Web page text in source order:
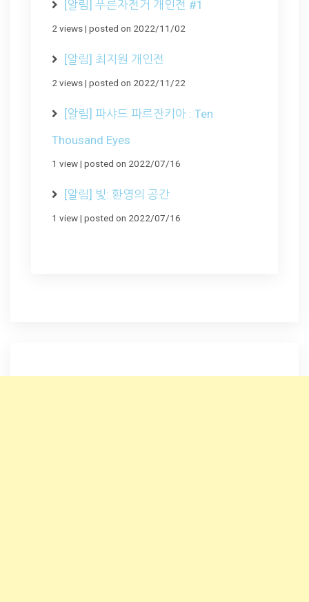
[알림] 푸른자전거 개인전 #1
2 views| posted on 2022/11/02
[알림] 최지원 개인전
2 views| posted on 2022/11/22
[알림] 파샤드 파르잔키아 : Ten
Thousand Eyes
1 view| posted on 2022/07/16
[알림] 빛: 환영의 공간
1 view| posted on 2022/07/16